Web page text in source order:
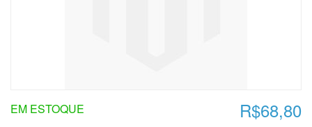
R$68,80
EM ESTOQUE